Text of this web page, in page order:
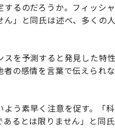
るのだろうか。フィッシ
」と同氏は述べ、多くの
を予測すると発見した特
の感情を言葉で伝えられ
う素早く注意を促す。「
るとは限りません」と同